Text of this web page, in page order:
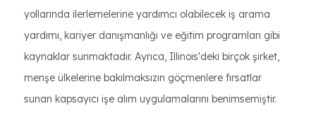
yollarında ilerlemelerine yardımcı olabilecek iş arama
yardımı, kariyer danışmanlığı ve eğitim programları gibi
kaynaklar sunmaktadır. Ayrıca, Illinois'deki birçok şirket,
menşe ülkelerine bakılmaksızın göçmenlere fırsatlar
sunan kapsayıcı işe alım uygulamalarını benimsemiştir.